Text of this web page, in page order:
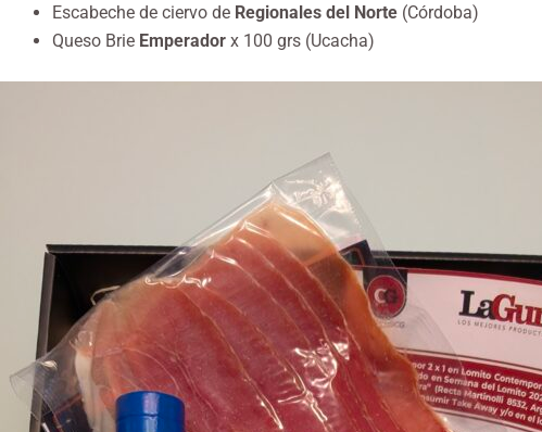
Escabeche de ciervo de Regionales del Norte (Córdoba)
Queso Brie Emperador x 100 grs (Ucacha)